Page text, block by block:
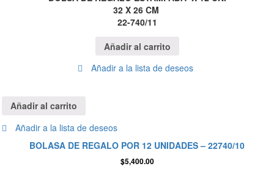
32 X 26 CM
22-740/11
Añadir al carrito
Añadir a la lista de deseos
Añadir al carrito
Añadir a la lista de deseos
BOLASA DE REGALO POR 12 UNIDADES – 22740/10
$5,400.00